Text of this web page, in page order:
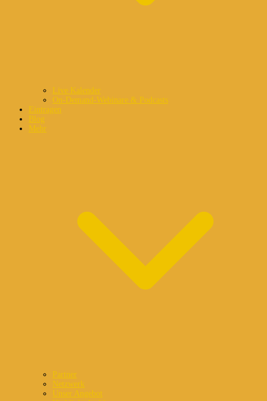
Live Kalender
On-Demand-Webinare & Podcasts
Eintragen
Blog
Mehr
Partner
Netzwerk
Unser Angebot